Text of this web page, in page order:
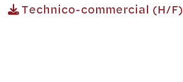
Technico-commercial (H/F)